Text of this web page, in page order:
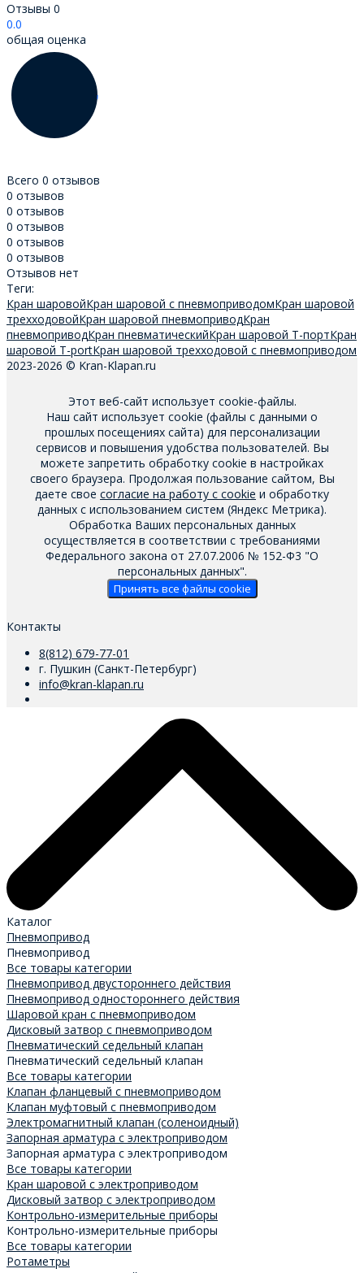
Отзывы 0
0.0
общая оценка
Всего 0 отзывов
0 отзывов
0 отзывов
0 отзывов
0 отзывов
0 отзывов
Отзывов нет
Теги:
Кран шаровойКран шаровой с пневмоприводомКран шаровой
трехходовойКран шаровой пневмоприводКран
пневмоприводКран пневматическийКран шаровой T-портКран
шаровой T-portКран шаровой трехходовой с пневмоприводом
2023-2026 © Kran-Klapan.ru
Этот веб-сайт использует cookie-файлы.
Наш сайт использует cookie (файлы с данными о
прошлых посещениях сайта) для персонализации
сервисов и повышения удобства пользователей. Вы
можете запретить обработку cookie в настройках
своего браузера. Продолжая пользование сайтом, Вы
даете свое согласие на работу с cookie и обработку
данных с использованием систем (Яндекс Метрика).
Обработка Ваших персональных данных
осуществляется в соответствии с требованиями
Федерального закона от 27.07.2006 № 152-Ф3 "О
персональных данных".
Принять все файлы cookie
Контакты
8(812) 679-77-01
г. Пушкин (Санкт-Петербург)
info@kran-klapan.ru
Каталог
Пневмопривод
Пневмопривод
Все товары категории
Пневмопривод двустороннего действия
Пневмопривод одностороннего действия
Шаровой кран с пневмоприводом
Дисковый затвор с пневмоприводом
Пневматический седельный клапан
Пневматический седельный клапан
Все товары категории
Клапан фланцевый с пневмоприводом
Клапан муфтовый с пневмоприводом
Электромагнитный клапан (соленоидный)
Запорная арматура с электроприводом
Запорная арматура с электроприводом
Все товары категории
Кран шаровой с электроприводом
Дисковый затвор с электроприводом
Контрольно-измерительные приборы
Контрольно-измерительные приборы
Все товары категории
Ротаметры